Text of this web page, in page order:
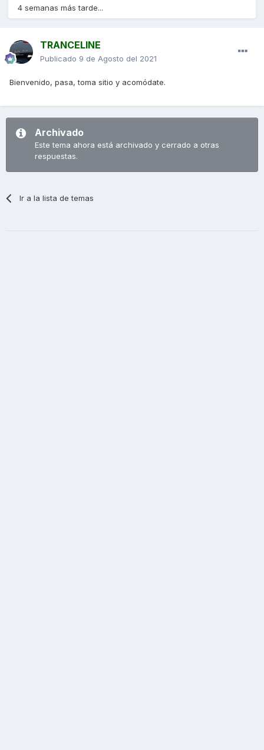
4 semanas más tarde...
TRANCELINE
Publicado 9 de Agosto del 2021
Bienvenido, pasa, toma sitio y acomódate.
Archivado
Este tema ahora está archivado y cerrado a otras
respuestas.
Ir a la lista de temas